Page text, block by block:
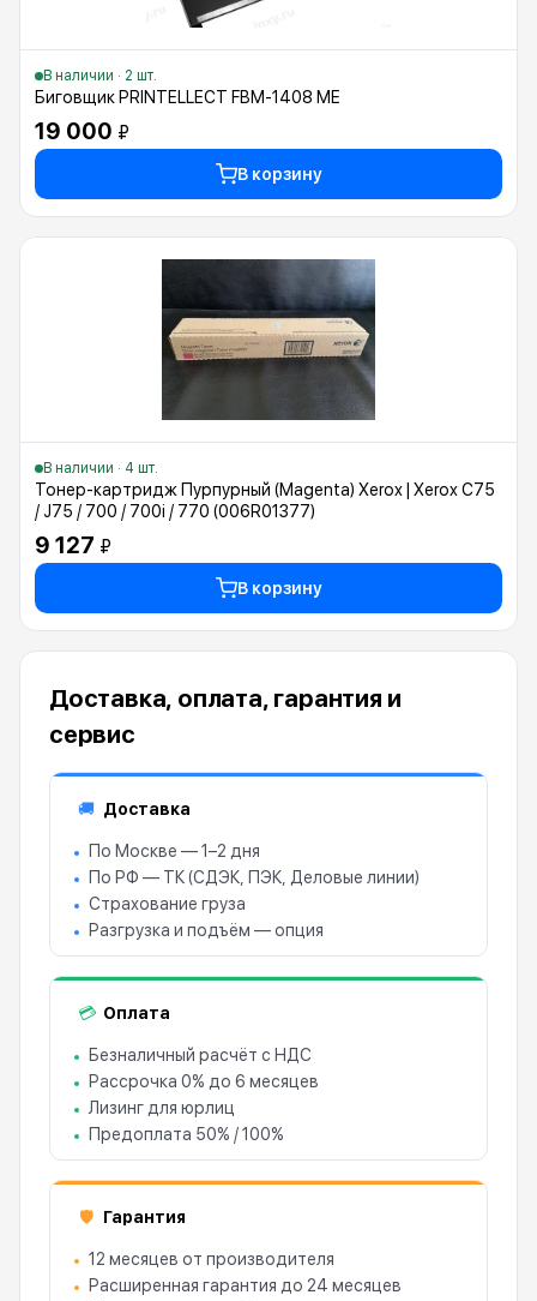
В наличии · 2 шт.
Биговщик PRINTELLECT FBM-1408 ME
19 000 ₽
В корзину
В наличии · 4 шт.
Тонер-картридж Пурпурный (Magenta) Xerox | Xerox C75
/ J75 / 700 / 700i / 770 (006R01377)
9 127 ₽
В корзину
Доставка, оплата, гарантия и
сервис
🚚 Доставка
По Москве — 1–2 дня
По РФ — ТК (СДЭК, ПЭК, Деловые линии)
Страхование груза
Разгрузка и подъём — опция
💳 Оплата
Безналичный расчёт с НДС
Рассрочка 0% до 6 месяцев
Лизинг для юрлиц
Предоплата 50% / 100%
🛡 Гарантия
12 месяцев от производителя
Расширенная гарантия до 24 месяцев